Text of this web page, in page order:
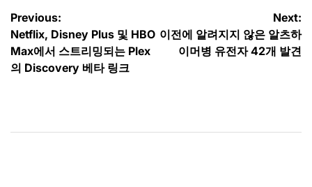
글
탐
색
Previous:
Netflix, Disney Plus 및 HBO
Max에서 스트리밍되는 Plex
의 Discovery 베타 링크
Next:
이전에 알려지지 않은 알츠하
이머병 유전자 42개 발견